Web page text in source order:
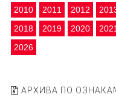
2010 2011 2012
2018
2019 2020 2021
2026
АРХИВА ПО